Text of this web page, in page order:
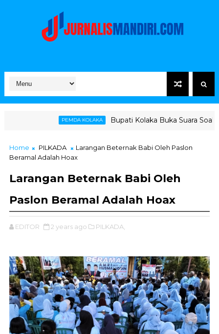
Bupati Kolaka Buka Suara Soal Ketegangan Jalur
Home PILKADA
Larangan Beternak Babi Oleh Paslon
Beramal Adalah Hoax
Larangan Beternak Babi Oleh
Paslon Beramal Adalah Hoax
EDITOR 2 years ago PILKADA,